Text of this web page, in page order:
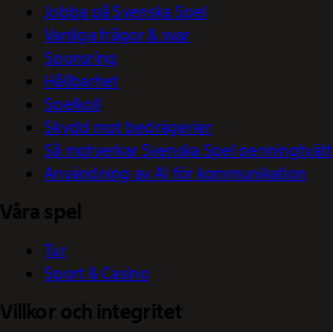
Jobba på Svenska Spel
Vanliga frågor & svar
Sponsring
Hållbarhet
Spelkoll
Skydd mot bedrägerier
Så motverkar Svenska Spel penningtvätt
Användning av AI för kommunikation
Våra spel
Tur
Sport & Casino
Villkor och integritet